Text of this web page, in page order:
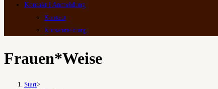
Kontakt | Anmeldung
Kontakt
Kursanmeldung
Frauen*Weise
Start>